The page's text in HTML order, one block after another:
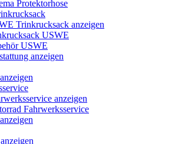
Protektorhose
Trinkrucksack anzeigen
USWE
USWE
anzeigen
anzeigen
Fahrwerksservice